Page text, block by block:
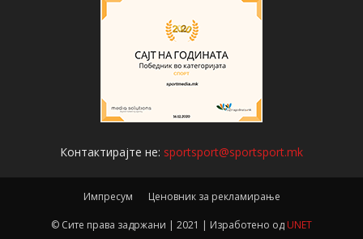
Контактирајте не: sportsport@sportsport.mk
Импресум Ценовник за рекламирање
© Сите права задржани | 2021 | Изработено од UNET